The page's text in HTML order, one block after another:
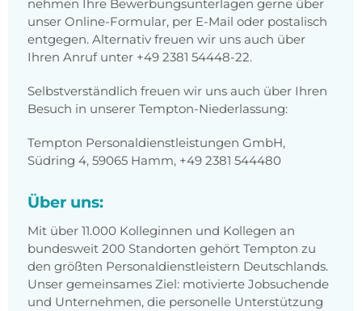
nehmen Ihre Bewerbungsunterlagen gerne über
unser Online-Formular, per E-Mail oder postalisch
entgegen. Alternativ freuen wir uns auch über
Ihren Anruf unter +49 2381 54448-22.
Selbstverständlich freuen wir uns auch über Ihren
Besuch in unserer Tempton-Niederlassung:
Tempton Personaldienstleistungen GmbH,
Südring 4, 59065 Hamm, +49 2381 544480
Über uns:
Mit über 11.000 Kolleginnen und Kollegen an
bundesweit 200 Standorten gehört Tempton zu
den größten Personaldienstleistern Deutschlands.
Unser gemeinsames Ziel: motivierte Jobsuchende
und Unternehmen, die personelle Unterstützung